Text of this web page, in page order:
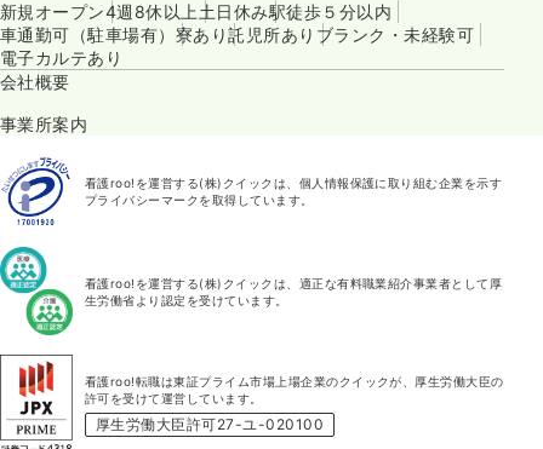
新規オープン4週8休以上 土日休み駅徒歩５分以内
車通勤可（駐車場有） 寮あり託児所あり ブランク・未経験可
電子カルテあり
会社概要
事業所案内
看護roo!を運営する(株)クイックは、個人情報保護に取り組む企業を示す
プライバシーマークを取得しています。
看護roo!を運営する(株)クイックは、適正な有料職業紹介事業者として厚
生労働省より認定を受けています。
看護roo!転職は東証プライム市場上場企業のクイックが、厚生労働大臣の
許可を受けて運営しています。
厚生労働大臣許可27-ユ-020100